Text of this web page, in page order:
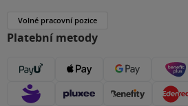
Volné pracovní pozice
Platební metody